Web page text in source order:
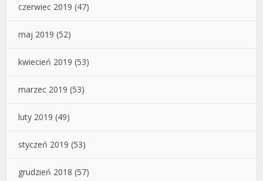
czerwiec 2019 (47)
maj 2019 (52)
kwiecień 2019 (53)
marzec 2019 (53)
luty 2019 (49)
styczeń 2019 (53)
grudzień 2018 (57)